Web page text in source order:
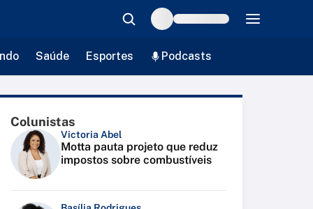
Saúde Esportes Podcasts
Colunistas
Victoria Abel
Motta pauta projeto que reduz
impostos sobre combustíveis